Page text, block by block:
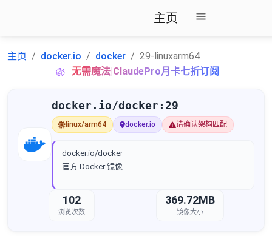
主页
主页 docker.io docker
29-linuxarm64
无需魔法|ClaudePro月卡七折订阅
docker.io/docker:29
linux/arm64 docker.io 请确认架构匹配
docker.io/docker
官方 Docker 镜像
102
浏览次数
369.72MB
镜像大小